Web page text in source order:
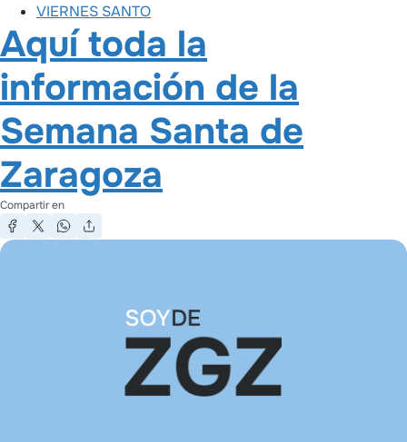
VIERNES SANTO
Aquí toda la
información de la
Semana Santa de
Zaragoza
Compartir en